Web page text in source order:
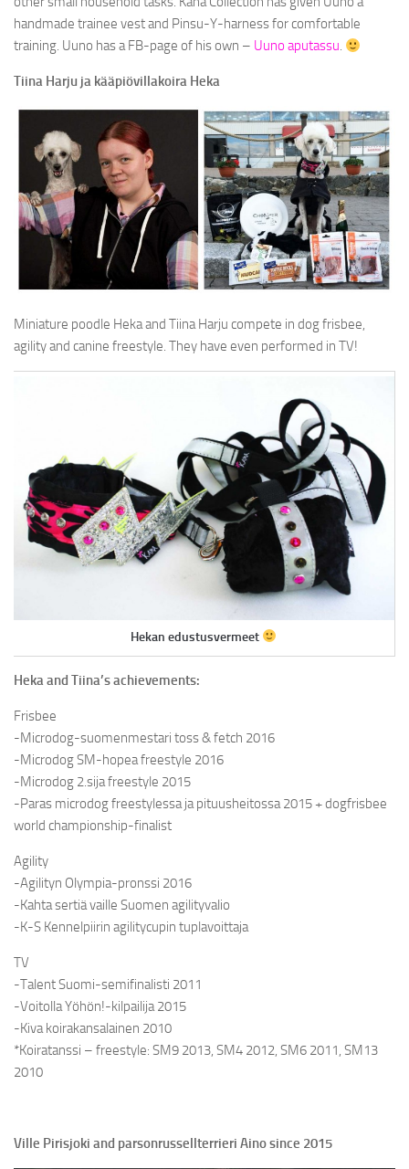
handmade trainee vest and Pinsu-Y-harness for comfortable
training. Uuno has a FB-page of his own – Uuno aputassu.
Tiina Harju ja kääpiövillakoira Heka
Miniature poodle Heka and Tiina Harju compete in dog frisbee,
agility and canine freestyle. They have even performed in TV!
Hekan edustusvermeet
Heka and Tiina’s achievements:
Frisbee
-Microdog-suomenmestari toss & fetch 2016
-Microdog SM-hopea freestyle 2016
-Microdog 2.sija freestyle 2015
-Paras microdog freestylessa ja pituusheitossa 2015 + dogfrisbee
world championship-finalist
Agility
-Agilityn Olympia-pronssi 2016
-Kahta sertiä vaille Suomen agilityvalio
-K-S Kennelpiirin agilitycupin tuplavoittaja
TV
-Talent Suomi-semifinalisti 2011
-Voitolla Yöhön!-kilpailija 2015
-Kiva koirakansalainen 2010
*Koiratanssi – freestyle: SM9 2013, SM4 2012, SM6 2011, SM13
2010
Ville Pirisjoki and parsonrussellterrieri Aino since 2015